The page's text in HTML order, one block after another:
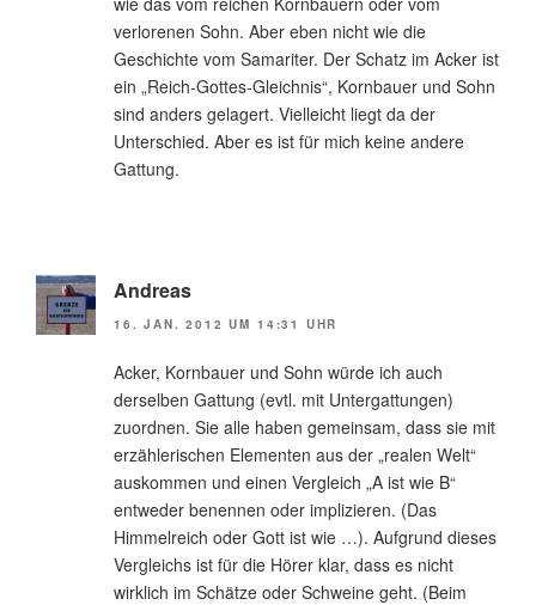
verlorenen Sohn. Aber eben nicht wie die
Geschichte vom Samariter. Der Schatz im Acker ist
ein „Reich-Gottes-Gleichnis“, Kornbauer und Sohn
sind anders gelagert. Vielleicht liegt da der
Unterschied. Aber es ist für mich keine andere
Gattung.
Andreas
16. JAN. 2012 UM 14:31 UHR
Acker, Kornbauer und Sohn würde ich auch
derselben Gattung (evtl. mit Untergattungen)
zuordnen. Sie alle haben gemeinsam, dass sie mit
erzählerischen Elementen aus der „realen Welt“
auskommen und einen Vergleich „A ist wie B“
entweder benennen oder implizieren. (Das
Himmelreich oder Gott ist wie …). Aufgrund dieses
Vergleichs ist für die Hörer klar, dass es nicht
wirklich im Schätze oder Schweine geht. (Beim